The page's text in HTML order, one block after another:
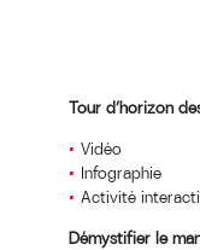
Tour d’horizon
Vidéo
Infographie
Activité
Démystifier le